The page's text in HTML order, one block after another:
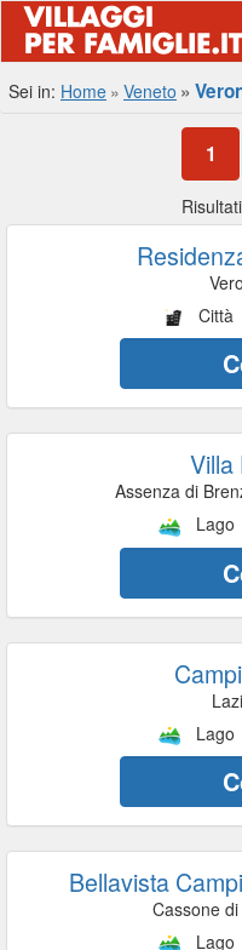
Sei in: Home Veneto
1
Città
Villa
Assenza di
Lago
Lago
Bellavista
Cassone
Lago